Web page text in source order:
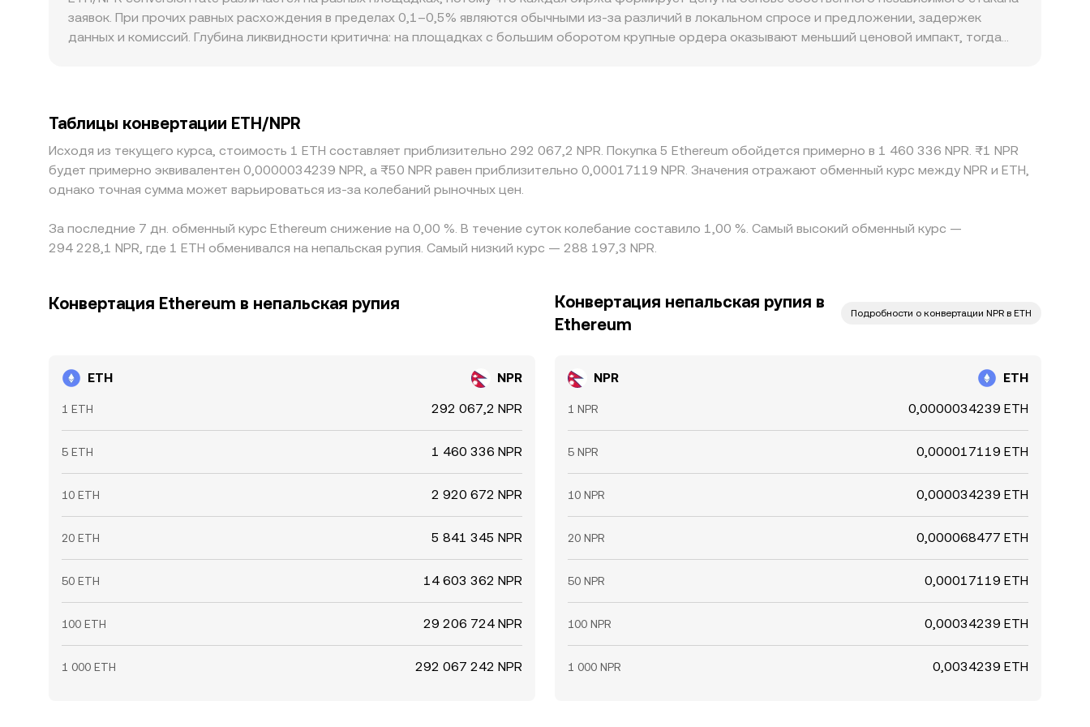
строится через связку ETH/USDT и затем USDT/NPR: итоговый ETH/NPR conversion rate отражает как цену ETH в стейблкоине, так и текущую стоимость
USDT относительно NPR, включая любые премии или дисконты к официальным банковским котировкам.
заявок. При прочих равных расхождения в пределах 0,1–0,5% являются обычными из‑за различий в локальном спросе и предложении, задержек
данных и комиссий. Глубина ликвидности критична: на площадках с большим оборотом крупные ордера оказывают меньший ценовой импакт, тогда
случаях котировка строится через базис USDT: если USDT торгуется с премией или дисконтом к NPR на конкретной платформе, это напрямую
переносится на итоговый ETH/NPR conversion rate. Арбитраж между биржами стремится выравнивать цены, но работает не идеально: задержки
переводов, комиссии сети Ethereum, ограничения на фиатные операции в NPR и риск контрагента оставляют пространство для краткосрочных
расхождений.
Таблицы конвертации ETH/NPR
Исходя из текущего курса, стоимость 1 ETH составляет приблизительно 292 067,2 NPR. Покупка 5 Ethereum обойдется примерно в 1 460 336 NPR. ₨1 NPR
будет примерно эквивалентен 0,0000034239 NPR, а ₨50 NPR равен приблизительно 0,00017119 NPR. Значения отражают обменный курс между NPR и ETH,
однако точная сумма может варьироваться из-за колебаний рыночных цен.
За последние 7 дн. обменный курс Ethereum снижение на 0,00 %. В течение суток колебание составило 1,00 %. Самый высокий обменный курс —
294 228,1 NPR, где 1 ETH обменивался на непальская рупия. Самый низкий курс — 288 197,3 NPR.
Конвертация Ethereum в непальская рупия
ETH NPR
1 ETH 292 067,2 NPR
5 ETH 1 460 336 NPR
10 ETH 2 920 672 NPR
20 ETH 5 841 345 NPR
50 ETH 14 603 362 NPR
100 ETH 29 206 724 NPR
1 000 ETH 292 067 242 NPR
Конвертация непальская рупия в
Ethereum
Подробности о конвертации NPR в ETH
NPR ETH
1 NPR 0,0000034239 ETH
5 NPR 0,000017119 ETH
10 NPR 0,000034239 ETH
20 NPR 0,000068477 ETH
50 NPR 0,00017119 ETH
100 NPR 0,00034239 ETH
1 000 NPR 0,0034239 ETH